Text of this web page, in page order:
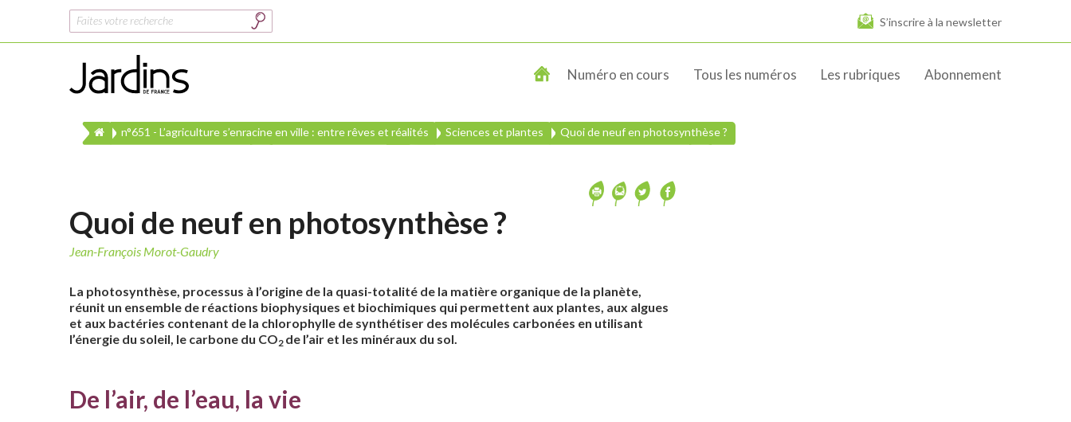
Rechercher : S’inscrire à la newsletter
Numéro en cours Tous les numéros Les rubriques Abonnement
n°651 - L’agriculture s’enracine en ville : entre rêves et réalités Sciences et plantes Quoi de neuf en photosynthèse ?
Quoi de neuf en photosynthèse ?
Jean-François Morot-Gaudry
La photosynthèse, processus à l’origine de la quasi-totalité de la matière organique de la planète,
réunit un ensemble de réactions biophysiques et biochimiques qui permettent aux plantes, aux algues
et aux bactéries contenant de la chlorophylle de synthétiser des molécules carbonées en utilisant
l’énergie du soleil, le carbone du CO2 de l’air et les minéraux du sol.
De l’air, de l’eau, la vie